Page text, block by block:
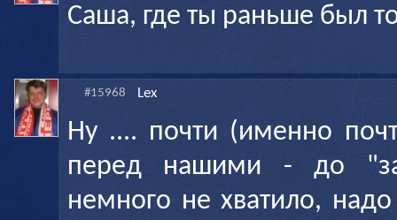
Саша, где ты раньше был
#15968 Lex
Ну .... почти (именно
перед нашими - до
немного не хватило,